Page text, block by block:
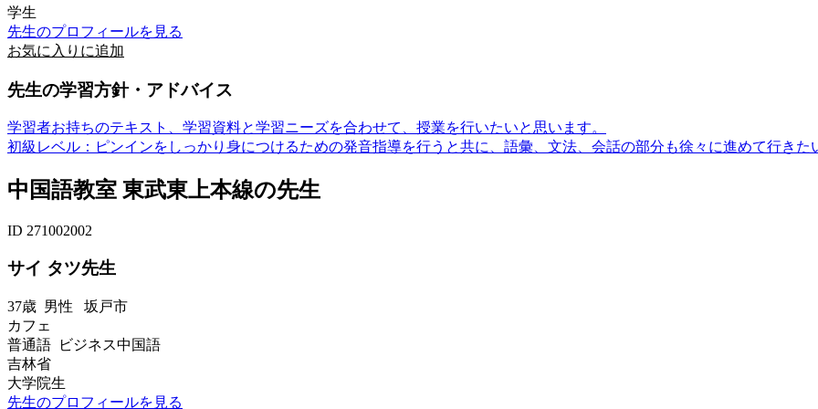
学生
先生のプロフィールを見る
お気に入りに追加
先生の学習方針・アドバイス
学習者お持ちのテキスト、学習資料と学習ニーズを合わせて、授業を行いたいと思います。
初級レベル：ピンインをしっかり身につけるための発音指導を行うと共に、語彙、文法、会話の部分も徐々に進めて行きた
中国語教室 東武東上本線の先生
ID 271002002
サイ タツ先生
37歳 男性 坂戸市
カフェ
普通語 ビジネス中国語
吉林省
大学院生
先生のプロフィールを見る